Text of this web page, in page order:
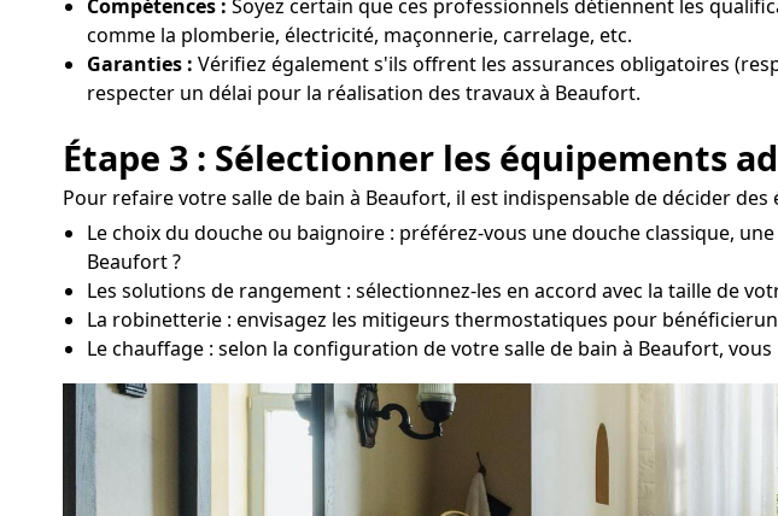
Compétences : Soyez certain que ces professionnels détiennent les
comme la plomberie, électricité, maçonnerie, carrelage, etc.
Garanties : Vérifiez également s'ils offrent les assurances obligatoires
respecter un délai pour la réalisation des travaux à Beaufort.
Étape 3 : Sélectionner les équipements
Pour refaire votre salle de bain à Beaufort, il est indispensable de décider
Le choix du douche ou baignoire : préférez-vous une douche classique,
Beaufort ?
Les solutions de rangement : sélectionnez-les en accord avec la taille de
La robinetterie : envisagez les mitigeurs thermostatiques pour
Le chauffage : selon la configuration de votre salle de bain à Beaufort,